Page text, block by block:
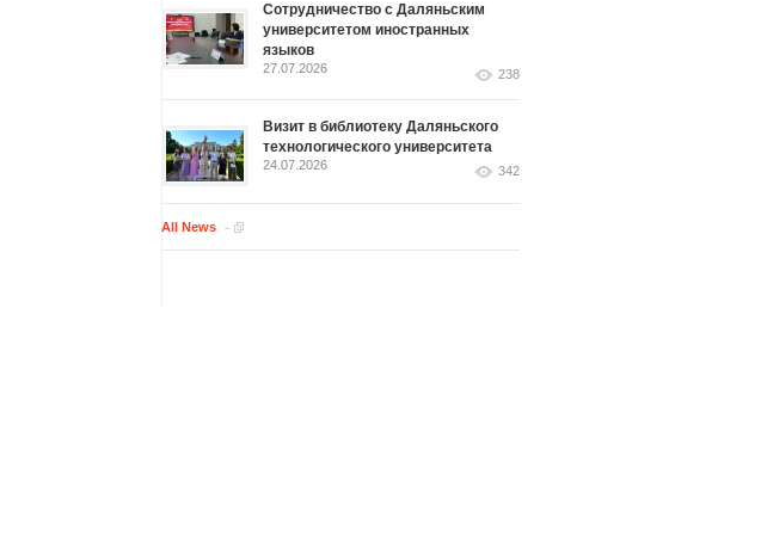
Сотрудничество с Даляньским
университетом иностранных
языков
27.07.2026 238
Визит в библиотеку Даляньского
технологического университета
24.07.2026 342
All News